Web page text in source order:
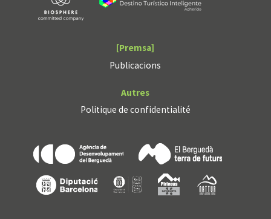
[Premsa]
Publicacions
Autres
Politique de confidentialité